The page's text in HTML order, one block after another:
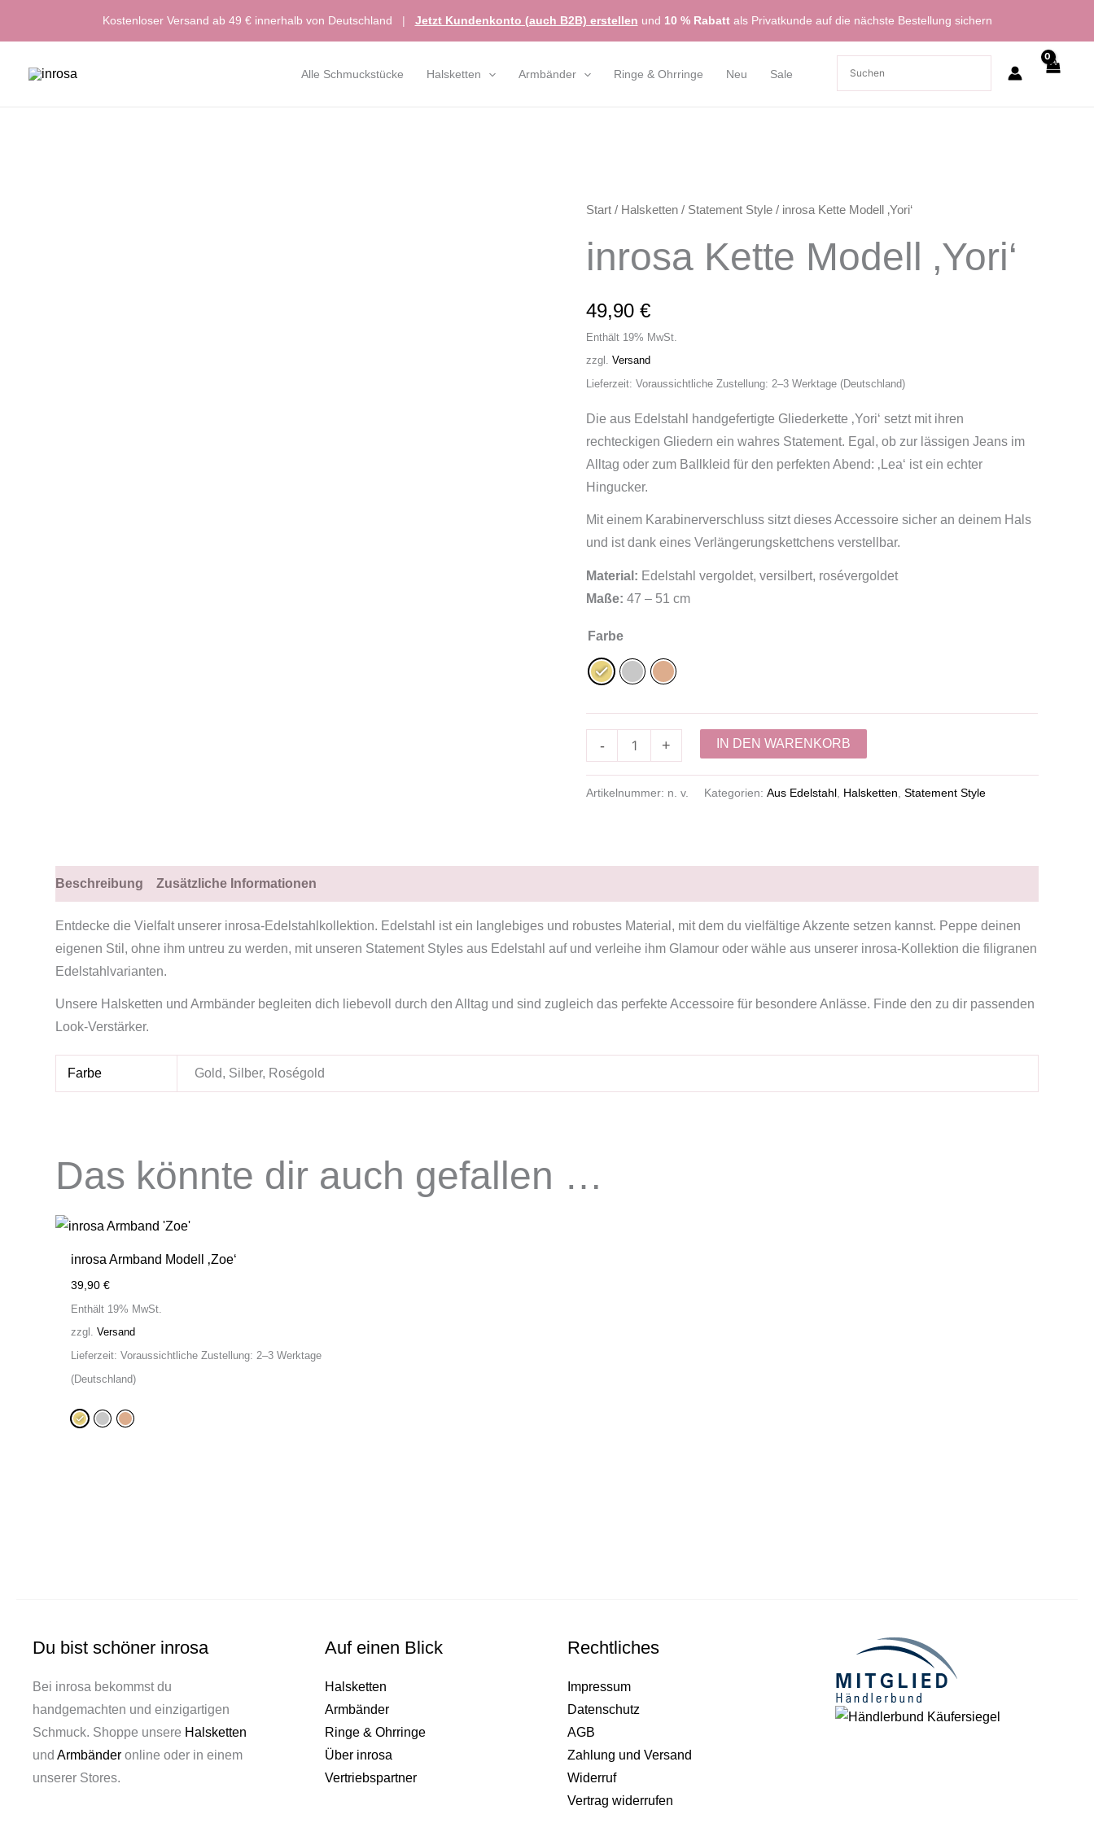
Kostenloser Versand ab 49 € innerhalb von Deutschland | Jetzt Kundenkonto (auch B2B) erstellen und 10 % Rabattals Privatkunde auf die nächste Bestellung sichern
Alle Schmuckstücke Halsketten Armbänder Ringe & Ohrringe Neu Sale
Start / Halsketten / Statement Style / inrosa Kette Modell ‚Yori‘
inrosa Kette Modell ‚Yori‘
49,90€
Enthält 19% MwSt.
zzgl.Versand
Lieferzeit: Voraussichtliche Zustellung: 2–3 Werktage (Deutschland)
Die aus Edelstahl handgefertigte Gliederkette ‚Yori‘ setzt mit ihren
rechteckigen Gliedern ein wahres Statement. Egal, ob zur lässigen Jeans im
Alltag oder zum Ballkleid für den perfekten Abend: ‚Lea‘ ist ein echter
Hingucker.
Mit einem Karabinerverschluss sitzt dieses Accessoire sicher an deinem Hals
und ist dank eines Verlängerungskettchens verstellbar.
Material: Edelstahl vergoldet, versilbert, rosévergoldet
Maße: 47 – 51 cm
Farbe
-
inrosa
Modell
+ IN DEN WARENKORB
Artikelnummer: n. v. Kategorien:Aus Edelstahl Halsketten ,Statement Style
Beschreibung Zusätzliche Informationen
Entdecke die Vielfalt unserer inrosa-Edelstahlkollektion. Edelstahl ist ein langlebiges und robustes Material, mit dem du vielfältige Akzente setzen kannst. Peppe deinen
eigenen Stil, ohne ihm untreu zu werden, mit unseren Statement Styles aus Edelstahl auf und verleihe ihm Glamour oder wähle aus unserer inrosa-Kollektion die filigranen
Edelstahlvarianten.
Unsere Halsketten und Armbänder begleiten dich liebevoll durch den Alltag und sind zugleich das perfekte Accessoire für besondere Anlässe. Finde den zu dir passenden
Look-Verstärker.
Farbe Gold, Silber, Roségold
Das könnte dir auch gefallen …
inrosa Armband Modell ‚Zoe‘
39,90€
Enthält 19% MwSt.
zzgl.Versand
Lieferzeit: Voraussichtliche Zustellung: 2–3 Werktage
(Deutschland)
Du bist schöner inrosa
Bei inrosa bekommst du
handgemachten und einzigartigen
Schmuck. Shoppe unsere Halsketten
und Armbänder online oder in einem
unserer Stores.
Auf einen Blick
Halsketten
Armbänder
Ringe & Ohrringe
Über inrosa
Vertriebspartner
Rechtliches
Impressum
Datenschutz
AGB
Zahlung und Versand
Widerruf
Vertrag widerrufen